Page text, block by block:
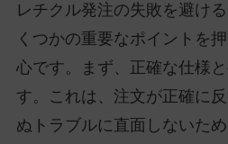
レチクル発注の失敗を避け
くつかの重要なポイントを
心です。まず、正確な仕様
す。これは、注文が正確に
ぬトラブルに直面しないた